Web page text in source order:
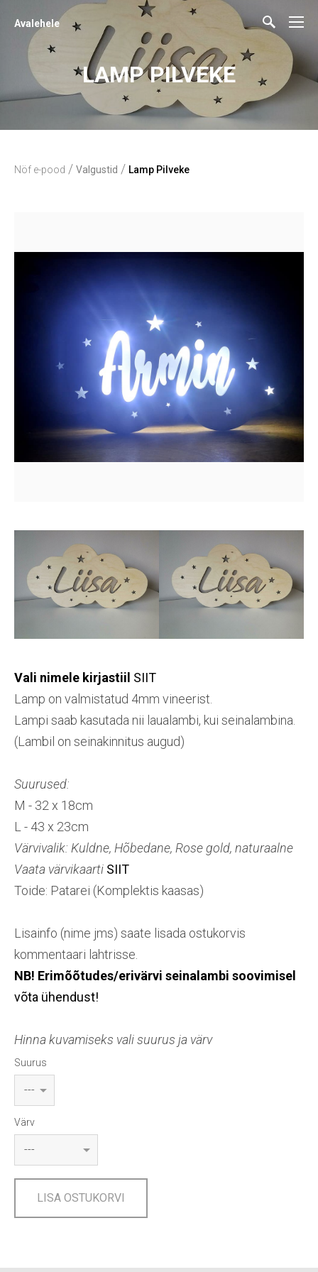
Avalehele
LAMP PILVEKE
Nöf e-pood / Valgustid / Lamp Pilveke
Vali nimele kirjastiil SIIT
Lamp on valmistatud 4mm vineerist.
Lampi saab kasutada nii laualambi, kui seinalambina.
(Lambil on seinakinnitus augud)
Suurused:
M - 32 x 18cm
L - 43 x 23cm
Värvivalik: Kuldne, Hõbedane, Rose gold, naturaalne
Vaata värvikaarti SIIT
Toide: Patarei (Komplektis kaasas)
Lisainfo (nime jms) saate lisada ostukorvis
kommentaari lahtrisse.
NB! Erimõõtudes/erivärvi seinalambi soovimisel
võta ühendust!
Hinna kuvamiseks vali suurus ja värv
Suurus
Värv
LISA OSTUKORVI